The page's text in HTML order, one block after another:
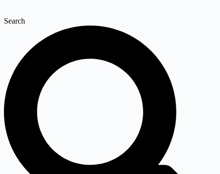
Search